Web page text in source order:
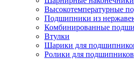
Высокотемпературные
Подшипники из
Комбинированные
Втулки
Шарики для
Ролики для подшипников